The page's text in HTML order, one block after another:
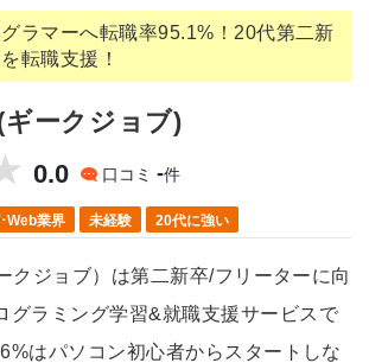
ラマーへ転職率95.1%！20代第二新
転職支援！
ークジョブ)
0.0
口コミ -件
Web業界 未経験 20代に強い
クジョブ）は第二新卒/フリーターに向
グラミング学習&就職支援サービスで
はパソコン初心者からスタートしな